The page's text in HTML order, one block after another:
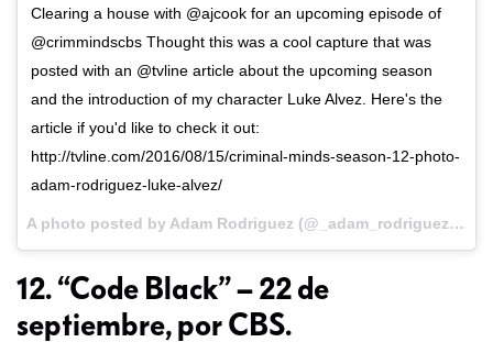
Clearing a house with @ajcook for an upcoming episode of
@crimmindscbs Thought this was a cool capture that was
posted with an @tvline article about the upcoming season
and the introduction of my character Luke Alvez. Here's the
article if you'd like to check it out:
http://tvline.com/2016/08/15/criminal-minds-season-12-photo-
adam-rodriguez-luke-alvez/
A photo posted by Adam Rodriguez (@_adam_rodriguez) on
12. “Code Black” – 22 de
septiembre, por CBS.